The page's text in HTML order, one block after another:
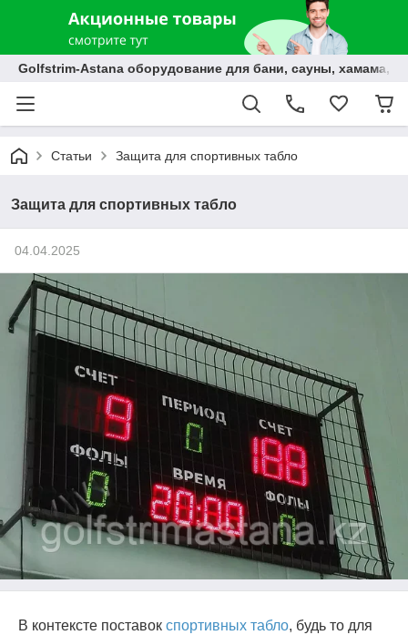
Golfstrim-Astana оборудование для бани, сауны, хамама,
Статьи Защита для спортивных табло
Защита для спортивных табло
04.04.2025
В контексте поставок спортивных табло, будь то для